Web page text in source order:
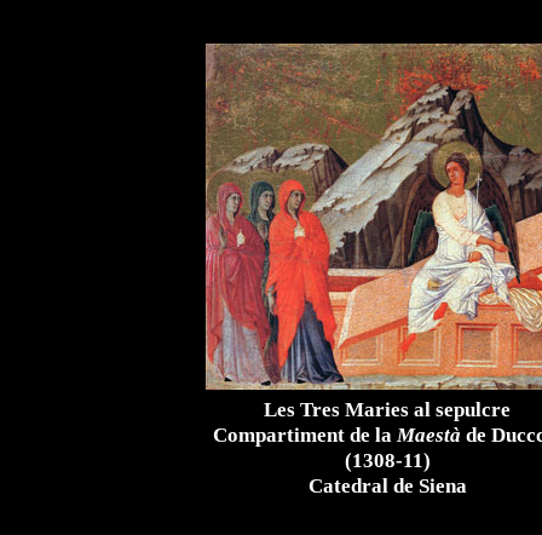
Les Tres Maries al sepulcre
Compartiment de laMaestà de
(1308-11)
Catedral de Siena